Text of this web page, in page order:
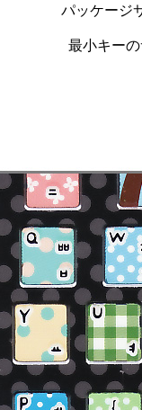
パッケージ
最小キー